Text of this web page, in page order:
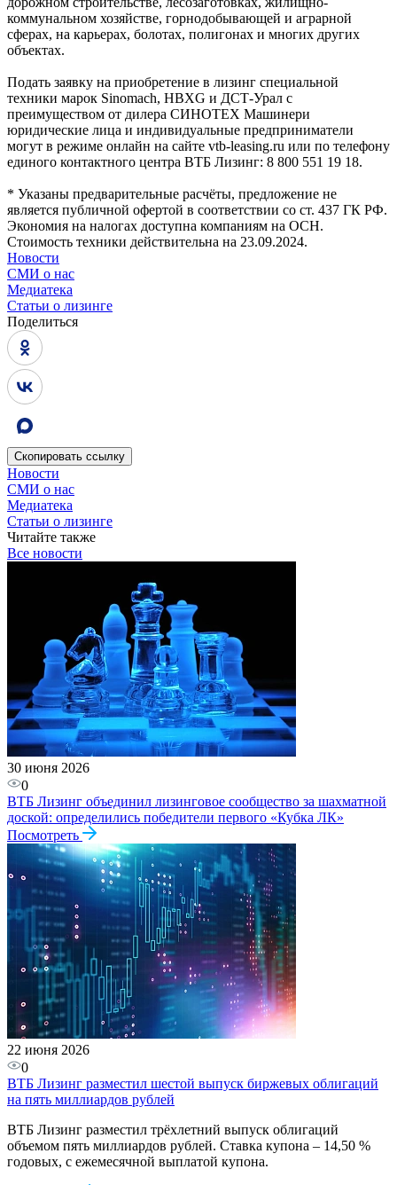
коммунальном хозяйстве, горнодобывающей и аграрной
сферах, на карьерах, болотах, полигонах и многих других
объектах.
Подать заявку на приобретение в лизинг специальной
техники марок Sinomach, HBXG и ДСТ-Урал с
преимуществом от дилера СИНОТЕХ Машинери
юридические лица и индивидуальные предприниматели
могут в режиме онлайн на сайте vtb-leasing.ru или по телефону
единого контактного центра ВТБ Лизинг: 8 800 551 19 18.
* Указаны предварительные расчёты, предложение не
является публичной офертой в соответствии со ст. 437 ГК РФ.
Экономия на налогах доступна компаниям на ОСН.
Стоимость техники действительна на 23.09.2024.
Новости
СМИ о нас
Медиатека
Статьи о лизинге
Поделиться
Скопировать ссылку
Новости
СМИ о нас
Медиатека
Статьи о лизинге
Читайте также
Все новости
30 июня 2026
0
ВТБ Лизинг объединил лизинговое сообщество за шахматной
доской: определились победители первого «Кубка ЛК»
Посмотреть
22 июня 2026
0
ВТБ Лизинг разместил шестой выпуск биржевых облигаций
на пять миллиардов рублей
ВТБ Лизинг разместил трёхлетний выпуск облигаций
объемом пять миллиардов рублей. Ставка купона – 14,50 %
годовых, с ежемесячной выплатой купона.